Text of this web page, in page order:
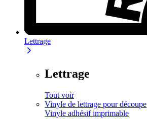
Lettrage
Lettrage
Tout voir
Vinyle de lettrage pour découpe
Vinyle adhésif imprimable